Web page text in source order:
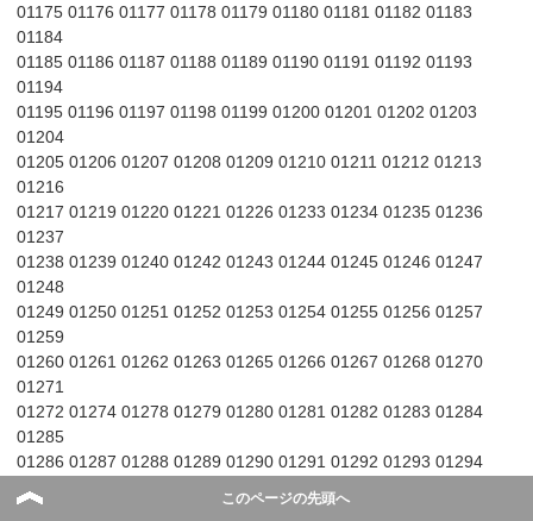
01175 01176 01177 01178 01179 01180 01181 01182 01183
01184
01185 01186 01187 01188 01189 01190 01191 01192 01193
01194
01195 01196 01197 01198 01199 01200 01201 01202 01203
01204
01205 01206 01207 01208 01209 01210 01211 01212 01213
01216
01217 01219 01220 01221 01226 01233 01234 01235 01236
01237
01238 01239 01240 01242 01243 01244 01245 01246 01247
01248
01249 01250 01251 01252 01253 01254 01255 01256 01257
01259
01260 01261 01262 01263 01265 01266 01267 01268 01270
01271
01272 01274 01278 01279 01280 01281 01282 01283 01284
01285
01286 01287 01288 01289 01290 01291 01292 01293 01294
01295
01296 01297 01298 01299 01300 01301 01302 01303 01304
このページの先頭へ